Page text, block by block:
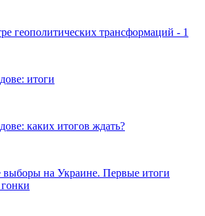
геополитических трансформаций - 1
итоги
каких итогов ждать?
выборы на Украине. Первые итоги